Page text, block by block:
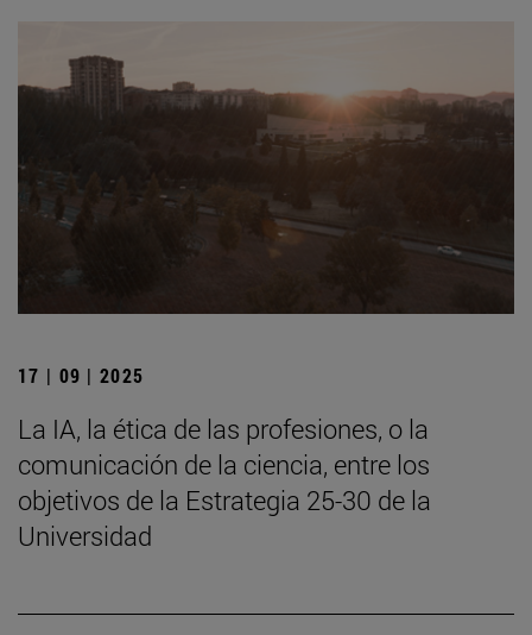
17 | 09 | 2025
La IA, la ética de las profesiones, o la
comunicación de la ciencia, entre los
objetivos de la Estrategia 25-30 de la
Universidad